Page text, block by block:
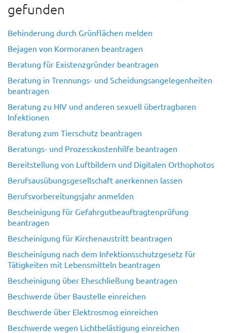
gefunden
Behinderung durch Grünflächen melden
Bejagen von Kormoranen beantragen
Beratung für Existenzgründer beantragen
Beratung in Trennungs- und Scheidungsangelegenheiten
beantragen
Beratung zu HIV und anderen sexuell übertragbaren
Infektionen
Beratung zum Tierschutz beantragen
Beratungs- und Prozesskostenhilfe beantragen
Bereitstellung von Luftbildern und Digitalen Orthophotos
Berufsausübungsgesellschaft anerkennen lassen
Berufsvorbereitungsjahr anmelden
Bescheinigung für Gefahrgutbeauftragtenprüfung
beantragen
Bescheinigung für Kirchenaustritt beantragen
Bescheinigung nach dem Infektionsschutzgesetz für
Tätigkeiten mit Lebensmitteln beantragen
Bescheinigung über Eheschließung beantragen
Beschwerde über Baustelle einreichen
Beschwerde über Elektrosmog einreichen
Beschwerde wegen Lichtbelästigung einreichen